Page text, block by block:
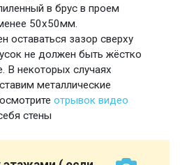
в брус в проем
50х50мм.
оставаться зазор сверху
не должен быть жёстко
В некоторых случаях
металлические
отрывок видео
стены